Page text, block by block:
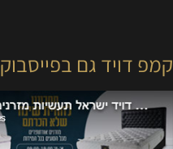
קמפ דויד גם בפייסבוק